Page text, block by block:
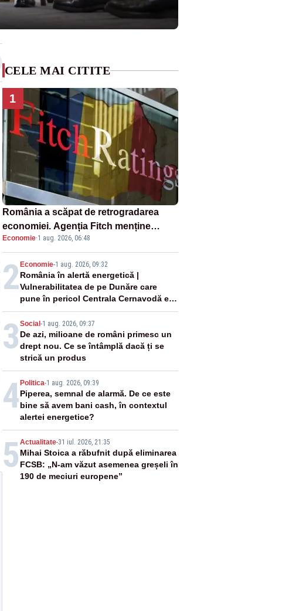
CELE MAI CITITE
1
România a scăpat de retrogradarea
economiei. Agenția Fitch menține
ratingul „BBB-” cu perspectivă
negativă
Economie·1 aug. 2026, 06:48
2 Economie-1 aug. 2026, 09:32
România în alertă energetică |
Vulnerabilitatea de pe Dunăre care
pune în pericol Centrala Cernavodă era
cunoscută de pe vremea lui Ceaușescu
3 Social -1 aug. 2026, 09:37
De azi, milioane de români primesc un
drept nou. Ce se întâmplă dacă ți se
strică un produs
4 Politica-1 aug. 2026, 09:39
Piperea, semnal de alarmă. De ce este
bine să avem bani cash, în contextul
alertei energetice?
5 Actualitate-31 iul. 2026, 21:35
Mihai Stoica a răbufnit după eliminarea
FCSB: „N-am văzut asemenea greșeli în
190 de meciuri europene”